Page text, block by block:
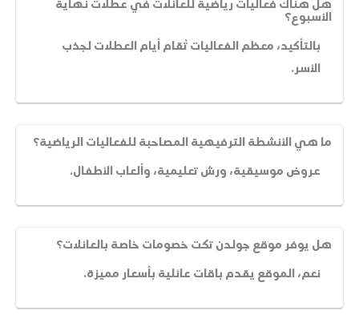
هل هناك فعاليات رياضية للعائلات في عطلات نهاية
الأسبوع؟
بالتأكيد، معظم الفعاليات تُقام أيام العطلات لجذب
الأسر.
ما هي الأنشطة الترفيهية المصاحبة للفعاليات الرياضية؟
عروض موسيقية، ورش تعليمية، وألعاب الأطفال.
هل يوفر موقع جولدن تكت خصومات خاصة بالعائلات؟
نعم، الموقع يقدم باقات عائلية بأسعار مميزة.